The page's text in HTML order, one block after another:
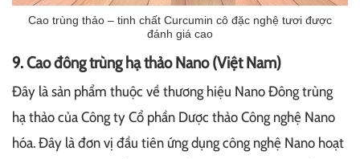
Cao trùng thảo – tinh chất Curcumin cô đặc nghệ tươi được
đánh giá cao
9. Cao đông trùng hạ thảo Nano (Việt Nam)
Đây là sản phẩm thuộc về thương hiệu Nano Đông trùng
hạ thảo của Công ty Cổ phần Dược thảo Công nghệ Nano
hóa. Đây là đơn vị đầu tiên ứng dụng công nghệ Nano hoạt